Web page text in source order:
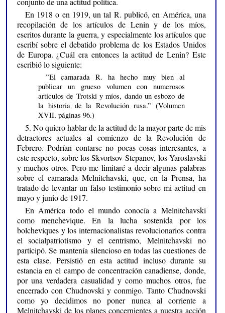
En 1918 o en 1919, un tal R. publicó, en América, una
recopilación de los artículos de Lenin y de los míos,
escritos durante la guerra, y especialmente los artículos que
escribí sobre el debatido problema de los Estados Unidos
de Europa. ¿Cuál era entonces la actitud de Lenin? Este
escribió lo siguiente:
”El camarada R. ha hecho muy bien al
publicar un grueso volumen con numerosos
artículos de Trotski y míos, dando un esbozo de
la historia de la Revolución rusa.” (Volumen
XVII, páginas 96.)
5. No quiero hablar de la actitud de la mayor parte de mis
detractores actuales al comienzo de la Revolución de
Febrero. Podrían contarse no pocas cosas interesantes, a
este respecto, sobre los Skvortsov-Stepanov, los Yaroslavski
y muchos otros. Pero me limitaré a decir algunas palabras
sobre el camarada Melnitchavski, que, en la Prensa, ha
tratado de levantar un falso testimonio sobre mi actitud en
mayo y junio de 1917.
En América todo el mundo conocía a Melnitchavski
como menchevique. En la lucha sostenida por los
bolcheviques y los internacionalistas revolucionarios contra
el socialpatriotismo y el centrismo, Melnitchavski no
participó. Se mantenía silencioso en todas las cuestiones de
esta clase. Persistió en esta actitud incluso durante su
estancia en el campo de concentración canadiense, donde,
por una verdadera casualidad y como muchos otros, fue
encerrado con Chudnovski y conmigo. Tanto Chudnovski
como yo decidimos no poner nunca al corriente a
Melnitchavski de los planes concernientes a nuestra acción